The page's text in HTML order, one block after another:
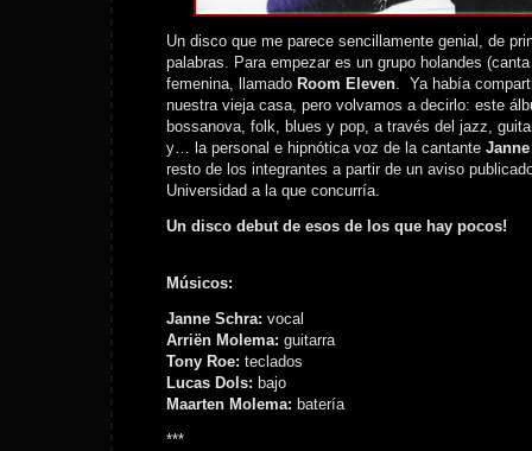
Un disco que me parece sencillamente genial, de
palabras. Para empezar es un grupo holandes
femenina, llamado Room Eleven. Ya había
nuestra vieja casa, pero volvamos a decirlo: este
bossanova, folk, blues y pop, a través del jazz,
y… la personal e hipnótica voz de la cantante
resto de los integrantes a partir de un aviso
Universidad a la que concurría.
Un disco debut de esos de los que hay pocos!
Músicos:
Janne Schra: vocal
Arriën Molema: guitarra
Tony Roe: teclados
Lucas Dols: bajo
Maarten Molema: batería
***